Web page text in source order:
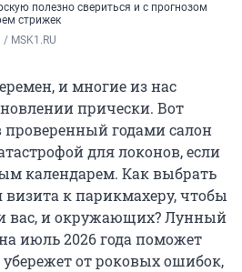
полезно свериться и с прогнозом
стрижек
MSK1.RU
и многие из нас
прически. Вот
проверенный годами салон
для локонов, если
календарем. Как выбрать
к парикмахеру, чтобы
вас, и окружающих? Лунный
июль 2026 года поможет
от роковых ошибок,